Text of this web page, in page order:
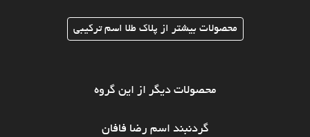
محصولات بیشتر از پلاک طلا اسم ترکیبی
محصولات دیگر از این گروه
گردنبند اسم رضا فافان